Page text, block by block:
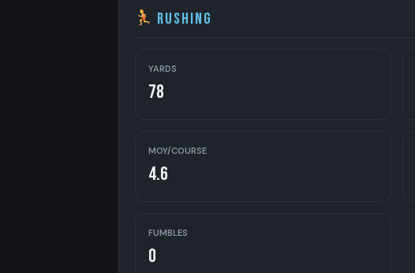
Rushing
YARDS
78
MOY/COURSE
4.6
FUMBLES
0